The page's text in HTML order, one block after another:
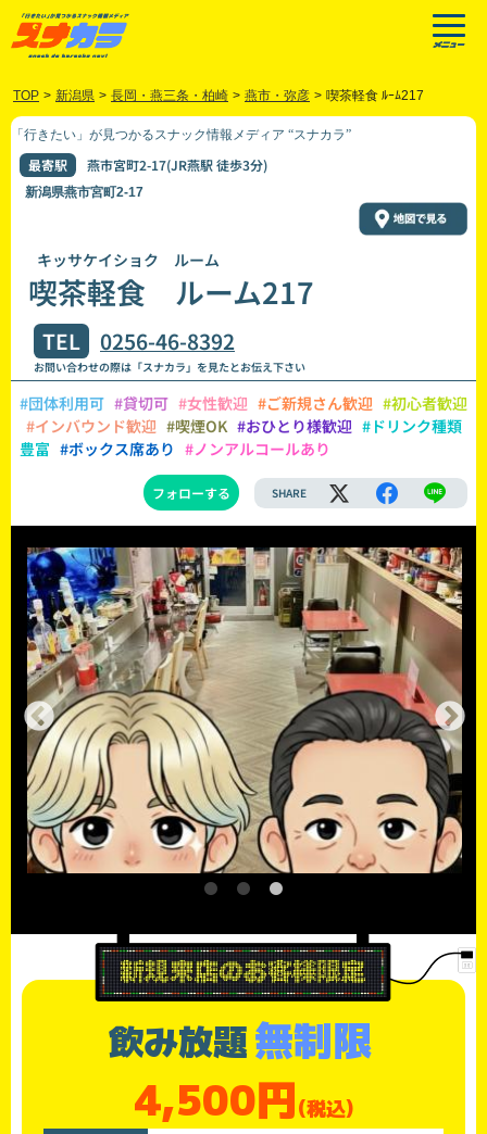
TOP > 新潟県 > 長岡・燕三条・柏崎 > 燕市・弥彦 > 喫茶軽食 ﾙｰﾑ217
「行きたい」が見つかるスナック情報メディア “スナカラ”
最寄駅 燕市宮町2-17(JR燕駅 徒歩3分)
新潟県燕市宮町2-17
キッサケイショク ルーム
喫茶軽食 ルーム217
TEL 0256-46-8392
お問い合わせの際は「スナカラ」を見たとお伝え下さい
#団体利用可 #貸切可 #女性歓迎 #ご新規さん歓迎 #初心者歓迎
#インバウンド歓迎 #喫煙OK #おひとり様歓迎 #ドリンク種類
豊富 #ボックス席あり #ノンアルコールあり
フォローする SHARE
飲み放題無制限
4,500円(税込)